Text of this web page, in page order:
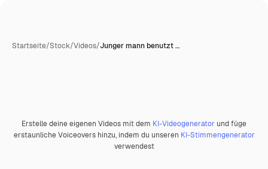
Startseite/Stock/Videos/Junger mann benutzt …
Premium
Erstelle deine eigenen Videos mit dem KI-Videogenerator und füge
erstaunliche Voiceovers hinzu, indem du unseren KI-Stimmengenerator
verwendest